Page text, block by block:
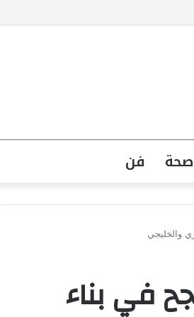
بتشريع واضح ووعي مجتمعي
صحة فن
والخليجي
في بناء